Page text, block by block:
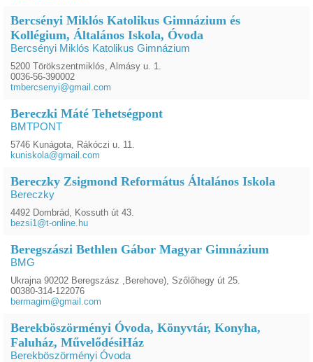
Bercsényi Miklós Katolikus Gimnázium és
Kollégium, Általános Iskola, Óvoda
Bercsényi Miklós Katolikus Gimnázium
5200 Törökszentmiklós, Almásy u. 1.
0036-56-390002
tmbercsenyi@gmail.com
Bereczki Máté Tehetségpont
BMTPONT
5746 Kunágota, Rákóczi u. 11.
kuniskola@gmail.com
Bereczky Zsigmond Református Általános Iskola
Bereczky
4492 Dombrád, Kossuth út 43.
bezsi1@t-online.hu
Beregszászi Bethlen Gábor Magyar Gimnázium
BMG
Ukrajna 90202 Beregszász ,Berehove), Szőlőhegy út 25.
00380-314-122076
bermagim@gmail.com
Berekböszörményi Óvoda, Könyvtár, Konyha,
Faluház, MűvelődésiHáz
Berekböszörményi Óvoda